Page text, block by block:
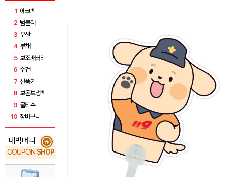
1 에코백
2 텀블러
3 우산
4 부채
5 보조배터리
6 수건
7 선풍기
8 보온보냉백
9 물티슈
10 장바구니
대박머니
COUPON SHOP
₩